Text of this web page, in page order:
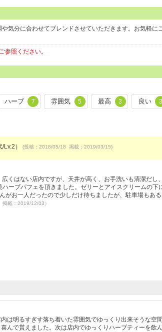
気分に合わせてブレンドさせていただきます。お気軽に
参照ください。
ハーブ 7 雰囲気 5 最高 3 良い 3
Lv.2） (投稿：2018/05/18 掲載：2019/03/15)
くはない店内ですが、天井が高く、お手洗いも清潔だし
ーブパフェを頂きました。ゼリーとアイスクリームの下
お一人だったので少しだけ待ちましたが、駐車場もある
載：2019/12/03）
は明るすぎす落ち着いた雰囲気でゆっくり出来そうな空
んで貰えました。次は店内でゆっくりハーブティーを飲